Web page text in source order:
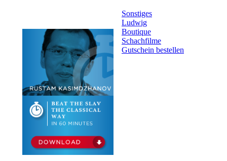
Sonstiges
Ludwig
Boutique
Schachfilme
Gutschein bestellen